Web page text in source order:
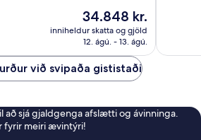
Verðið
er
34.848 kr.
34.848 kr.
inniheldur skatta og gjöld
12. ágú. - 13. ágú.
við svipaða gististaði
að sjá gjaldgenga afslætti og ávinninga.
fyrir meiri ævintýri!